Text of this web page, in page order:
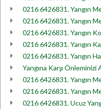
0216 6426831. Yangın
0216 6426831. Yangın
0216 6426831. Yangın
0216 6426831. Yangın
0216 6426831. Yangın
Yangına Karşı Önleminizi
0216 6426831. Yangın
0216 6426831. Yangın
0216 6426831. Ucuz